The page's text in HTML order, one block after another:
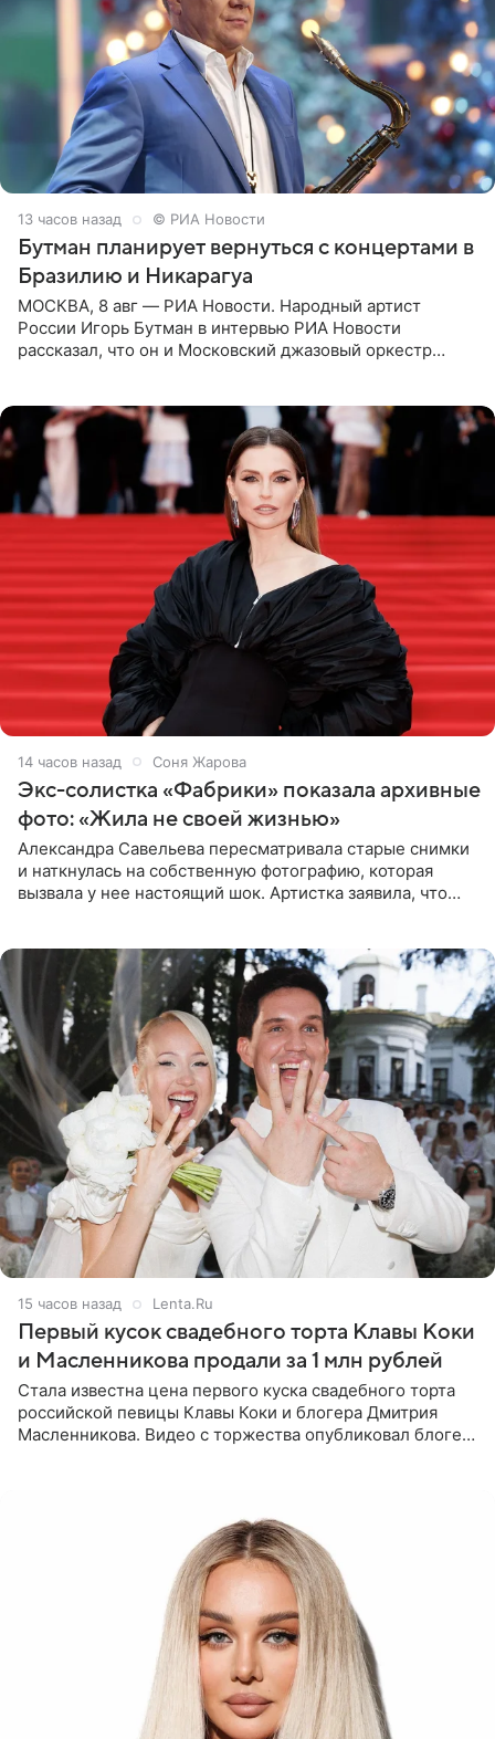
13 часов назад © РИА Новости
Бутман планирует вернуться с концертами в
Бразилию и Никарагуа
МОСКВА, 8 авг — РИА Новости. Народный артист
России Игорь Бутман в интервью РИА Новости
рассказал, что он и Московский джазовый оркестр
14 часов назад Соня Жарова
Экс-солистка «Фабрики» показала архивные
фото: «Жила не своей жизнью»
Александра Савельева пересматривала старые снимки
и наткнулась на собственную фотографию, которая
вызвала у нее настоящий шок. Артистка заявила, что
15 часов назад Lenta.Ru
Первый кусок свадебного торта Клавы Коки
и Масленникова продали за 1 млн рублей
Стала известна цена первого куска свадебного торта
российской певицы Клавы Коки и блогера Дмитрия
Масленникова. Видео с торжества опубликовал блогер